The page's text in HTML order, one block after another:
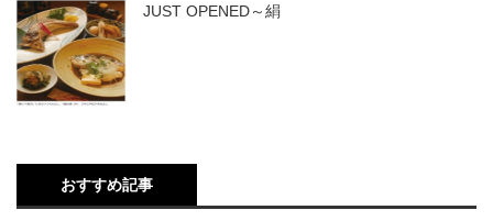
JUST OPENED～絹
おすすめ記事